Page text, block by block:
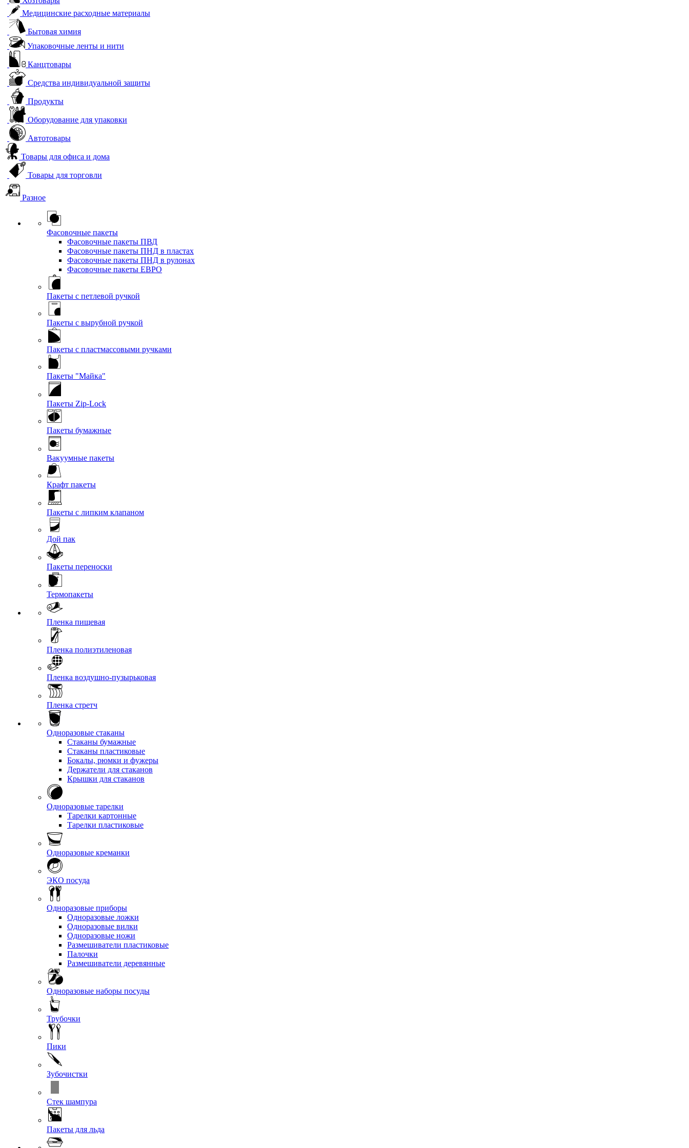
Медицинские расходные материалы
Бытовая химия
Упаковочные ленты и нити
Канцтовары
Средства индивидуальной защиты
Продукты
Оборудование для упаковки
Автотовары
Товары для офиса и дома
Товары для торговли
Разное
Фасовочные пакеты
Фасовочные пакеты ПВД
Фасовочные пакеты ПНД в пластах
Фасовочные пакеты ПНД в рулонах
Фасовочные пакеты ЕВРО
Пакеты с петлевой ручкой
Пакеты с вырубной ручкой
Пакеты с пластмассовыми ручками
Пакеты "Майка"
Пакеты Zip-Lock
Пакеты бумажные
Вакуумные пакеты
Крафт пакеты
Пакеты с липким клапаном
Дой пак
Пакеты переноски
Термопакеты
Пленка пищевая
Пленка полиэтиленовая
Пленка воздушно-пузырьковая
Пленка стретч
Одноразовые стаканы
Стаканы бумажные
Стаканы пластиковые
Бокалы, рюмки и фужеры
Держатели для стаканов
Крышки для стаканов
Одноразовые тарелки
Тарелки картонные
Тарелки пластиковые
Одноразовые креманки
ЭКО посуда
Одноразовые приборы
Одноразовые ложки
Одноразовые вилки
Одноразовые ножи
Размешиватели пластиковые
Палочки
Размешиватели деревянные
Одноразовые наборы посуды
Трубочки
Пики
Зубочистки
Стек шампура
Пакеты для льда